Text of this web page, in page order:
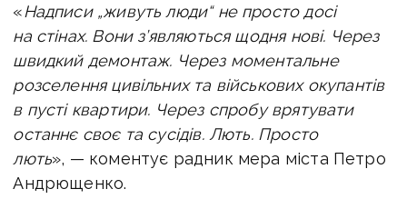
«Надписи „живуть люди“ не просто досі
на стінах. Вони з’являються щодня нові. Через
швидкий демонтаж. Через моментальне
розселення цивільних та військових окупантів
в пусті квартири. Через спробу врятувати
останнє своє та сусідів. Лють. Просто
лють», — коментує радник мера міста Петро
Андрющенко.